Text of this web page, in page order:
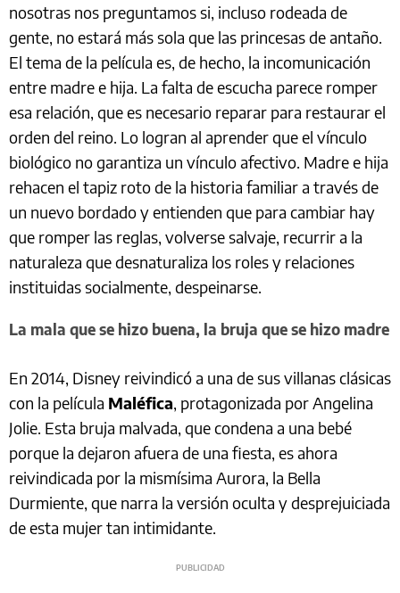
nosotras nos preguntamos si, incluso rodeada de
gente, no estará más sola que las princesas de antaño.
El tema de la película es, de hecho, la incomunicación
entre madre e hija. La falta de escucha parece romper
esa relación, que es necesario reparar para restaurar el
orden del reino. Lo logran al aprender que el vínculo
biológico no garantiza un vínculo afectivo. Madre e hija
rehacen el tapiz roto de la historia familiar a través de
un nuevo bordado y entienden que para cambiar hay
que romper las reglas, volverse salvaje, recurrir a la
naturaleza que desnaturaliza los roles y relaciones
instituidas socialmente, despeinarse.
La mala que se hizo buena, la bruja que se hizo madre
En 2014, Disney reivindicó a una de sus villanas clásicas
con la película Maléfica, protagonizada por Angelina
Jolie. Esta bruja malvada, que condena a una bebé
porque la dejaron afuera de una fiesta, es ahora
reivindicada por la mismísima Aurora, la Bella
Durmiente, que narra la versión oculta y desprejuiciada
de esta mujer tan intimidante.